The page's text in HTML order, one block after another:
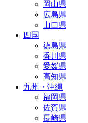
岡山県
広島県
山口県
四国
徳島県
香川県
愛媛県
高知県
九州・沖縄
福岡県
佐賀県
長崎県